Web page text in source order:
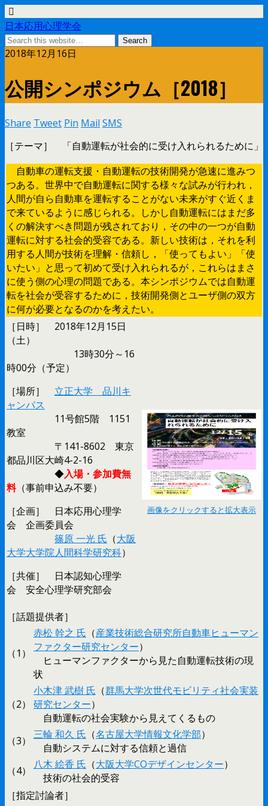
日本応用心理学会
2018年12月16日
公開シンポジウム［2018］
Share Tweet Pin Mail SMS
［テーマ］ 「自動運転が社会的に受け入れられるために」
自動車の運転支援・自動運転の技術開発が急速に進みつ
つある。世界中で自動運転に関する様々な試みが行われ，
人間が自ら自動車を運転することがない未来がすぐ近くま
で来ているように感じられる。しかし自動運転にはまだ多
くの解決すべき問題が残されており，その中の一つが自動
運転に対する社会的受容である。新しい技術は，それを利
用する人間が技術を理解・信頼し，「使ってもよい」「使
いたい」と思って初めて受け入れられるが，これらはまさ
に使う側の心理の問題である。本シンポジウムでは自動運
転を社会が受容するために，技術開発側とユーザ側の双方
に何が必要となるのかを考えたい。
［日時］ 2018年12月15日
（土）
13時30分～16
時00分（予定）
［場所］ 立正大学 品川キ
ャンパス
11号館5階 1151
教室
〒141-8602 東京
都品川区大崎4-2-16
◆入場・参加費無
料（事前申込み不要）
［企画］ 日本応用心理学
会 企画委員会
篠原 一光 氏 （大阪
大学大学院人間科学研究科）
［共催］ 日本認知心理学
会 安全心理学研究部会
画像をクリックすると拡大表示
［話題提供者］
（1）
赤松 幹之 氏 （産業技術総合研究所自動車ヒューマン
ファクター研究センター）
ヒューマンファクターから見た自動運転技術の現
状
（2）
小木津 武樹 氏 （群馬大学次世代モビリティ社会実装
研究センター）
自動運転の社会実験から見えてくるもの
（3）
三輪 和久 氏 （名古屋大学情報文化学部）
自動システムに対する信頼と過信
（4）
八木 絵香 氏 （大阪大学COデザインセンター）
技術の社会的受容
［指定討論者］